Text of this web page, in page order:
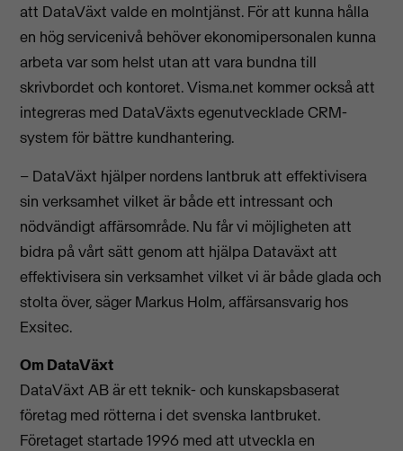
att DataVäxt valde en molntjänst. För att kunna hålla
en hög servicenivå behöver ekonomipersonalen kunna
arbeta var som helst utan att vara bundna till
skrivbordet och kontoret. Visma.net kommer också att
integreras med DataVäxts egenutvecklade CRM-
system för bättre kundhantering.
– DataVäxt hjälper nordens lantbruk att effektivisera
sin verksamhet vilket är både ett intressant och
nödvändigt affärsområde. Nu får vi möjligheten att
bidra på vårt sätt genom att hjälpa Dataväxt att
effektivisera sin verksamhet vilket vi är både glada och
stolta över, säger Markus Holm, affärsansvarig hos
Exsitec.
Om DataVäxt
DataVäxt AB är ett teknik- och kunskapsbaserat
företag med rötterna i det svenska lantbruket.
Företaget startade 1996 med att utveckla en